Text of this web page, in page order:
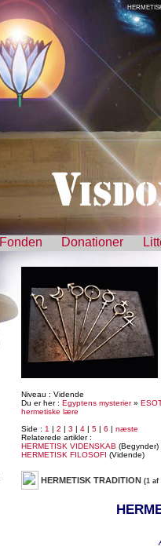
Fonden Donationer
Niveau : Vidende
Du er her : Egyptens mysterier»
hermetiske lære
Side : 1 | 2 | 3 | 4 | 5 | 6 | næste
Relaterede artikler :
HERMETISK VIDENSKAB (Begynder)
HERMETISK FILOSOFI (Vidende)
HERMETISK TRADITION (1 af